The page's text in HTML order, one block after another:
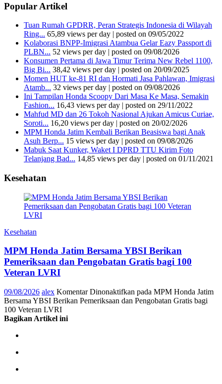
Popular Artikel
Tuan Rumah GPDRR, Peran Strategis Indonesia di Wilayah
Ring... 65,89 views per day | posted on 09/05/2022
Kolaborasi BNPP-Imigrasi Atambua Gelar Eazy Passport di
PLBN... 52 views per day | posted on 09/08/2026
Konsumen Pertama di Jawa Timur Terima New Rebel 1100,
Big Bi... 38,42 views per day | posted on 20/09/2025
Momen HUT ke-81 RI dan Hormati Jasa Pahlawan, Imigrasi
Atamb... 32 views per day | posted on 09/08/2026
Ini Tampilan Honda Scoopy Dari Masa Ke Masa, Semakin
Fashion... 16,43 views per day | posted on 29/11/2022
Mahfud MD dan 26 Tokoh Nasional Ajukan Amicus Curiae,
Soroti... 16,20 views per day | posted on 20/02/2026
MPM Honda Jatim Kembali Berikan Beasiswa bagi Anak
Asuh Berp... 15 views per day | posted on 09/08/2026
Mabuk Saat Kunker, Waket I DPRD TTU Kirim Foto
Telanjang Bad... 14,85 views per day | posted on 01/11/2021
Kesehatan
Kesehatan
MPM Honda Jatim Bersama YBSI Berikan
Pemeriksaan dan Pengobatan Gratis bagi 100
Veteran LVRI
09/08/2026 alex Komentar Dinonaktifkan pada MPM Honda Jatim
Bersama YBSI Berikan Pemeriksaan dan Pengobatan Gratis bagi
100 Veteran LVRI
Bagikan Artikel ini